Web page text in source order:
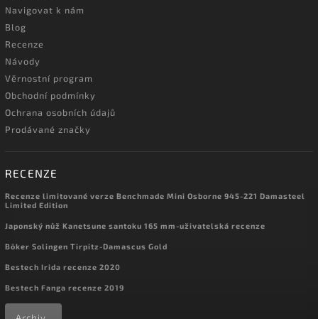
Navigovat k nám
Blog
Recenze
Návody
Věrnostní program
Obchodní podmínky
Ochrana osobních údajů
Prodávané značky
RECENZE
Recenze limitované verze Benchmade Mini Osborne 945-221 Damasteel
Limited Edition
Japonský nůž Kanetsune santoku 165 mm-uživatelská recenze
Böker Solingen Tirpitz-Damascus Gold
Bestech Irida recenze 2020
Bestech Fanga recenze 2019